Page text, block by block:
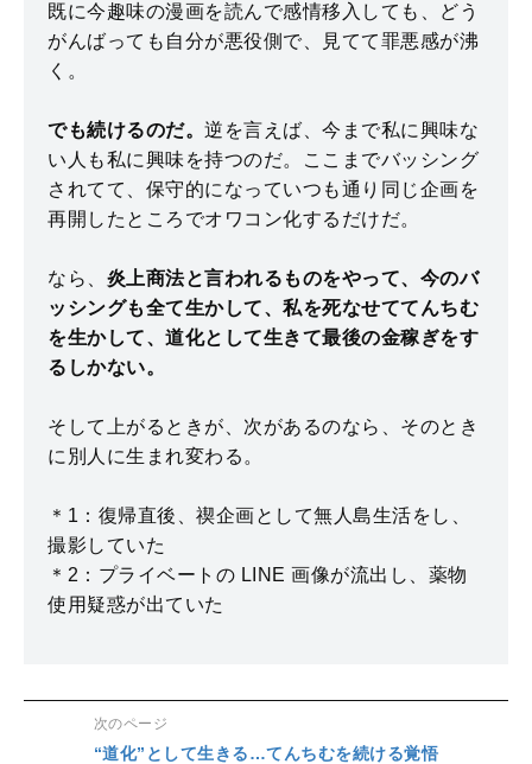
既に今趣味の漫画を読んで感情移入しても、どう
がんばっても自分が悪役側で、見てて罪悪感が沸
く。
でも続けるのだ。 逆を言えば、今まで私に興味な
い人も私に興味を持つのだ。ここまでバッシング
されてて、保守的になっていつも通り同じ企画を
再開したところでオワコン化するだけだ。
なら、 炎上商法と言われるものをやって、今のバ
ッシングも全て生かして、私を死なせててんちむ
を生かして、道化として生きて最後の金稼ぎをす
るしかない。
そして上がるときが、次があるのなら、そのとき
に別人に生まれ変わる。
＊1：復帰直後、禊企画として無人島生活をし、
撮影していた
＊2：プライベートの LINE 画像が流出し、薬物
使用疑惑が出ていた
次のページ
“道化”として生きる…てんちむを続ける覚悟